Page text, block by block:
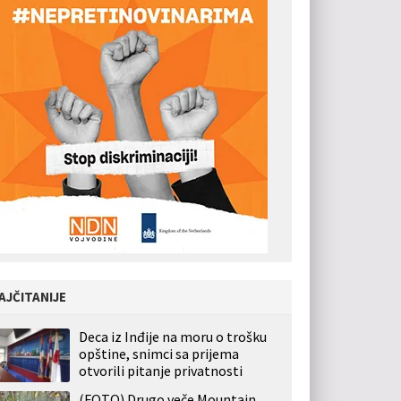
Deca iz Inđije na moru o trošku
opštine, snimci sa prijema
otvorili pitanje privatnosti